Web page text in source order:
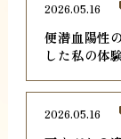
便潜血陽性
した私の体
2026.05.16
2026.05.16